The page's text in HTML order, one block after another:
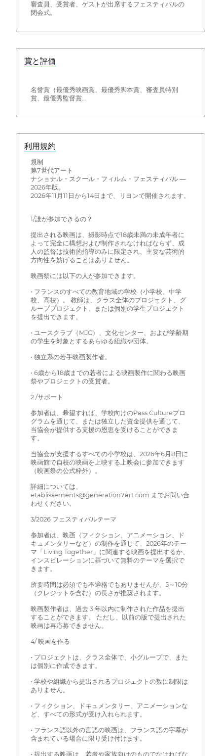
審査員、受賞者、ゲストが出席するフェスティバルの
閉会式。
賞と評価
名誉賞（最優秀映画賞、最優秀脚本賞、審査員特別
賞、最優秀監督賞...
利用規約
規制
第7世代アート
ナショナル・スクール・フィルム・フェスティバル —
2026年版。
2026年11月11日から14日まで、リヨンで開催されます。
1/誰が参加できるの？
提出される映画は、撮影時点で18歳未満の未成年者に
よって完全に構想および制作されなければならず、成
人の監督は技術的指導のみに限定され、主要な芸術的
方向性を妨げることはありません。
映画祭には以下の人が参加できます。
• フランスのすべての教育地域の学校（小学校、中学
校、高校）。 教師は、クラス全体のプロジェクト、グ
ループプロジェクト、または個別の学生プロジェクト
を提出できます。
• ユースクラブ（MJC）、文化センター、および学齢期
の学生を対象とするあらゆる組織や団体。
• 独立系の若手映画製作者。
• 6歳から18歳までの若者による映画製作に関わる映画
祭やプロジェクトの受賞者。
2 /サポート
参加者は、希望すれば、学校向けのPass Cultureプロ
グラムを通じて、または独立した資金提供を通じて、
当協会が提供する支援の恩恵を受けることができま
す。
当協会が支援するすべての小学校は、2026年6月8日に
映画館で自校の映画を上映する上映会に参加できます
（映画祭の公式枠外）。
詳細については、
etablissements@generation7art.com までお問い合
わせください。
3/2026 フェスティバルテーマ
参加者は、映画（フィクション、アニメーション、ド
キュメンタリーなど）の制作を通じて、2026年のテー
マ「Living Together」に関連する映画を提出するか、
インスピレーションに基づいて無料のテーマを選択で
きます。
所要時間は必須でも不適格でもありませんが、5～10分
（クレジットを含む）の長さが推奨されます。
映画製作者は、過去 3 年以内に制作された作品を提出
することができます。 ただし、以前の版で提出された
映画は再応募できません。
4/ 映画を作る
• プロジェクトは、クラス全体で、小グループで、また
は個別に作成できます。
• 学校や組織から提出されるプロジェクトの数に制限は
ありません。
• フィクション、ドキュメンタリー、アニメーションな
ど、すべての形式が受け入れられます。
• フランス語以外の言語の映画は、フランス語の字幕が
含まれている場合に限り受け付けます。
• 提出する映画は、若者や家族向けのものでなければな